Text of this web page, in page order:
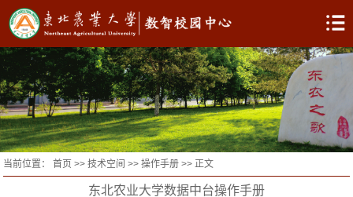
当前位置：首页 >>技术空间 >>操作手册 >> 正文
东北农业大学数据中台操作手册